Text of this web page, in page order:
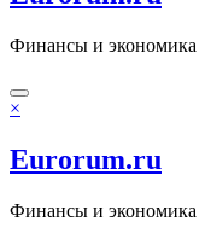
Финансы и экономика
×
Eurorum.ru
Финансы и экономика